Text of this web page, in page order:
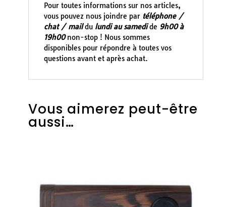
Pour toutes informations sur nos articles,
vous pouvez nous joindre par téléphone /
chat / maildu lundi au samedide 9h00 à
19h00non-stop ! Nous sommes
disponibles pour répondre à toutes vos
questions avant et après achat.
Vous aimerez peut-être
aussi…